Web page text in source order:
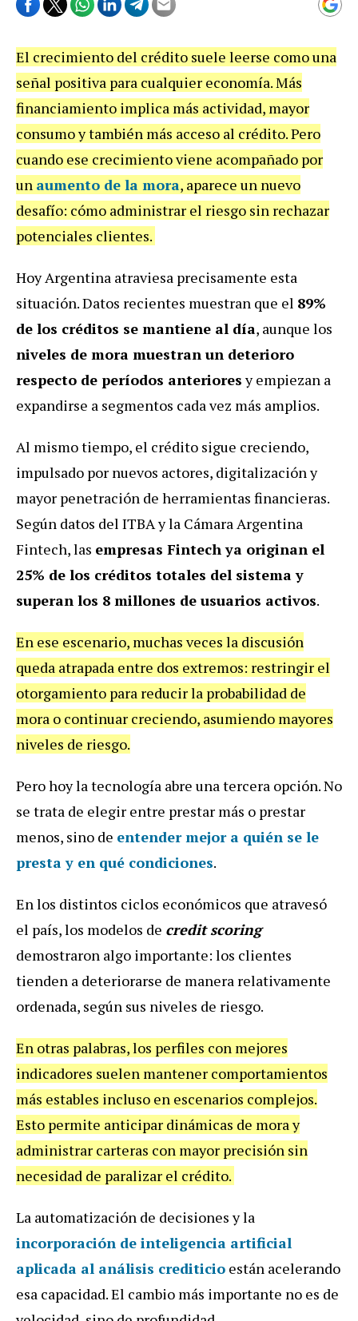
El crecimiento del crédito suele leerse como una
señal positiva para cualquier economía. Más
financiamiento implica más actividad, mayor
consumo y también más acceso al crédito. Pero
cuando ese crecimiento viene acompañado por
un aumento de la mora, aparece un nuevo
desafío: cómo administrar el riesgo sin rechazar
potenciales clientes.
Hoy Argentina atraviesa precisamente esta
situación. Datos recientes muestran que el 89%
de los créditos se mantiene al día, aunque los
niveles de mora muestran un deterioro
respecto de períodos anterioresy empiezan a
expandirse a segmentos cada vez más amplios.
Al mismo tiempo, el crédito sigue creciendo,
impulsado por nuevos actores, digitalización y
mayor penetración de herramientas financieras.
Según datos del ITBA y la Cámara Argentina
Fintech, las empresas Fintech ya originan el
25% de los créditos totales del sistema y
superan los 8 millones de usuarios activos.
En ese escenario, muchas veces la discusión
queda atrapada entre dos extremos: restringir el
otorgamiento para reducir la probabilidad de
mora o continuar creciendo, asumiendo mayores
niveles de riesgo.
Pero hoy la tecnología abre una tercera opción. No
se trata de elegir entre prestar más o prestar
menos, sino de entender mejor a quién se le
presta y en qué condiciones.
En los distintos ciclos económicos que atravesó
el país, los modelos de credit scoring
demostraron algo importante: los clientes
tienden a deteriorarse de manera relativamente
ordenada, según sus niveles de riesgo.
En otras palabras, los perfiles con mejores
indicadores suelen mantener comportamientos
más estables incluso en escenarios complejos.
Esto permite anticipar dinámicas de mora y
administrar carteras con mayor precisión sin
necesidad de paralizar el crédito.
La automatización de decisiones y la
incorporación de inteligencia artificial
aplicada al análisis crediticio están acelerando
esa capacidad. El cambio más importante no es de